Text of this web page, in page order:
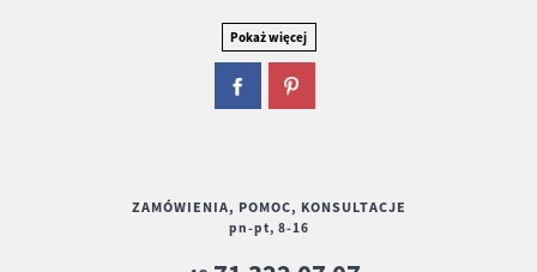
ZAMÓWIENIA, POMOC, KONSULTACJE
pn-pt, 8-16